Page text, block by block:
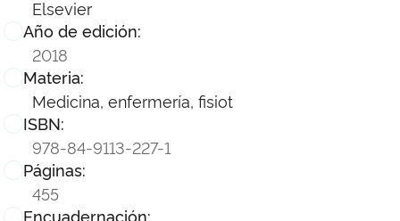
Elsevier
Año de edición:
2018
Materia:
Medicina, enfermería, fisiot
ISBN:
978-84-9113-227-1
Páginas:
455
Encuadernación: